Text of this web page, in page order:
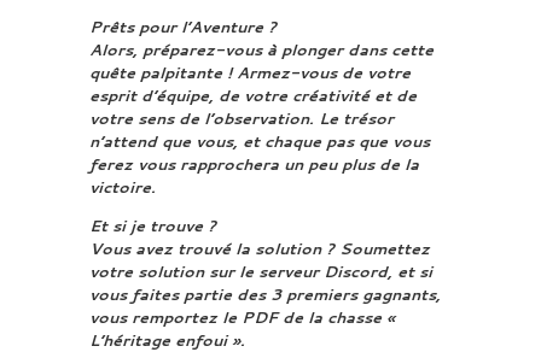
Prêts pour l’Aventure ?
Alors, préparez-vous à plonger dans cette
quête palpitante ! Armez-vous de votre
esprit d’équipe, de votre créativité et de
votre sens de l’observation. Le trésor
n’attend que vous, et chaque pas que vous
ferez vous rapprochera un peu plus de la
victoire.
Et si je trouve ?
Vous avez trouvé la solution ? Soumettez
votre solution sur le serveur Discord, et si
vous faites partie des 3 premiers gagnants,
vous remportez le PDF de la chasse «
L’héritage enfoui ».